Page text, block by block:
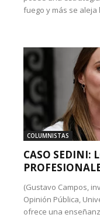
fuego y más se
COLUMNISTAS
CASO SEDINI:
(Gustavo Campos,
Opinión Pública,
ofrece una